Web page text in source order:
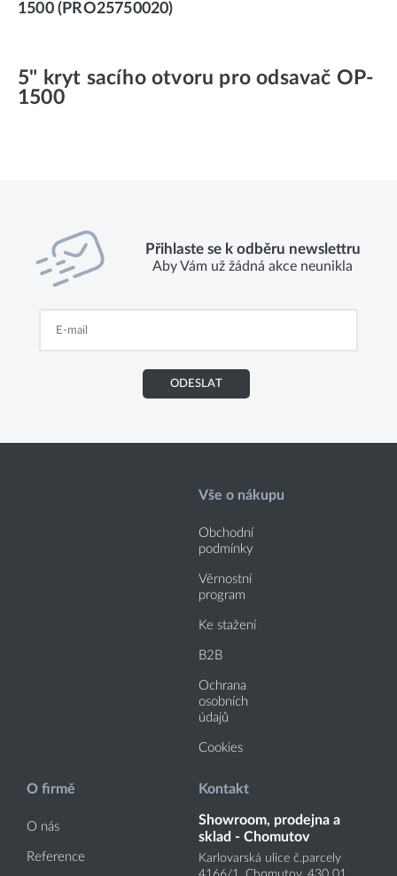
1500 (PRO25750020)
5" kryt sacího otvoru pro odsavač OP-
1500
Přihlaste se k odběru newslettru
Aby Vám už žádná akce neunikla
ODESLAT
Vše o nákupu
Obchodní
podmínky
Věrnostní
program
Ke stažení
B2B
Ochrana
osobních
údajů
Cookies
O firmě
O nás
Reference
Kontakt
Showroom, prodejna a
sklad - Chomutov
Karlovarská ulice č.parcely